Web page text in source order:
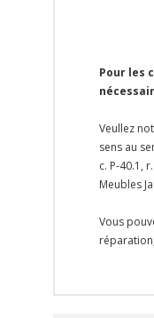
Pour les
Veullez
sens au
c. P-40.1,
Meubles
Vous